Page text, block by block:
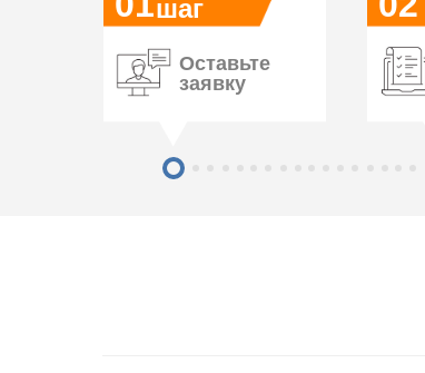
Оставьте
заявку
шаг